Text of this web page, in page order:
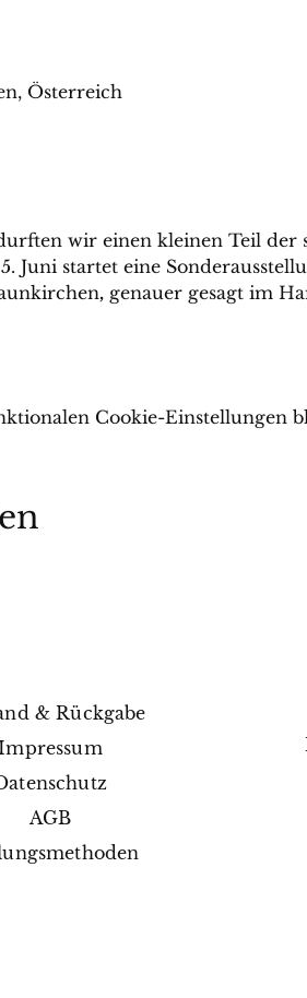
Österreich
wir einen kleinen Teil der
Juni startet eine
, genauer gesagt im
Cookie-Einstellungen
& Rückgabe
AGB